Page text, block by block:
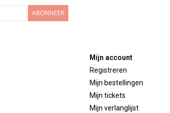
ABONNEER
Mijn account
Registreren
Mijn bestellingen
Mijn tickets
Mijn verlanglijst